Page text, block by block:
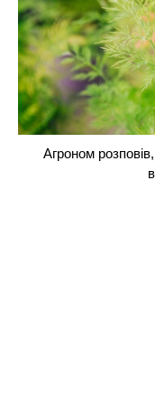
Агроном